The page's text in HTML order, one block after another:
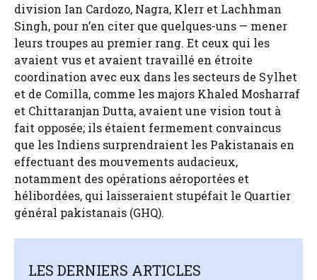
division Ian Cardozo, Nagra, Klerr et Lachhman
Singh, pour n’en citer que quelques-uns — mener
leurs troupes au premier rang. Et ceux qui les
avaient vus et avaient travaillé en étroite
coordination avec eux dans les secteurs de Sylhet
et de Comilla, comme les majors Khaled Mosharraf
et Chittaranjan Dutta, avaient une vision tout à
fait opposée; ils étaient fermement convaincus
que les Indiens surprendraient les Pakistanais en
effectuant des mouvements audacieux,
notamment des opérations aéroportées et
hélibordées, qui laisseraient stupéfait le Quartier
général pakistanais (GHQ).
LES DERNIERS ARTICLES